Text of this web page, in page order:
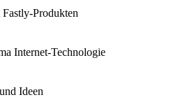
Produkten
Internet-Technologie
Ideen